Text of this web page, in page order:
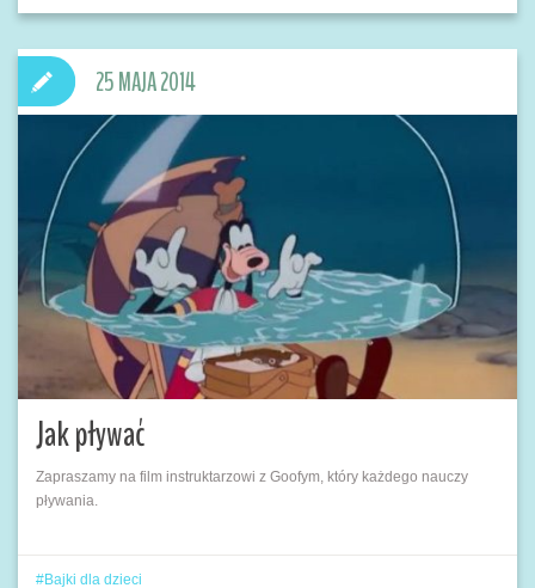
Jak pływać
Zapraszamy na film instruktarzowi z Goofym, który każdego nauczy
pływania.
25 MAJA 2014
Bajki dla dzieci